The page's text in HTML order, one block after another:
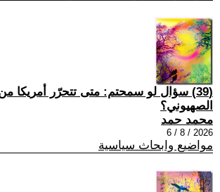
(39) سؤال لو سمحتم: متى تتحرّر أمريكا من
الصهيوني؟
محمد حمد
2026 / 8 / 6
مواضيع وابحاث سياسية